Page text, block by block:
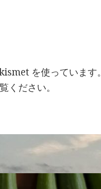
を使っています。
ください。